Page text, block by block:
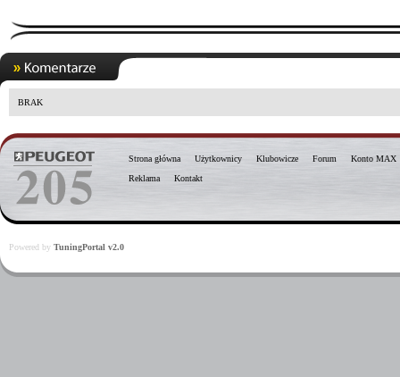
BRAK
Strona główna Użytkownicy Klubowicze Forum
Konto MAX
Reklama
Kontakt
Powered by TuningPortal v2.0